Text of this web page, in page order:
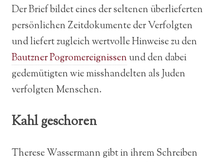
Der Brief bildet eines der seltenen überlieferten
persönlichen Zeitdokumente der Verfolgten
und liefert zugleich wertvolle Hinweise zu den
Bautzner Pogromereignissenund den dabei
gedemütigten wie misshandelten als Juden
verfolgten Menschen.
Kahl geschoren
Therese Wassermann gibt in ihrem Schreiben